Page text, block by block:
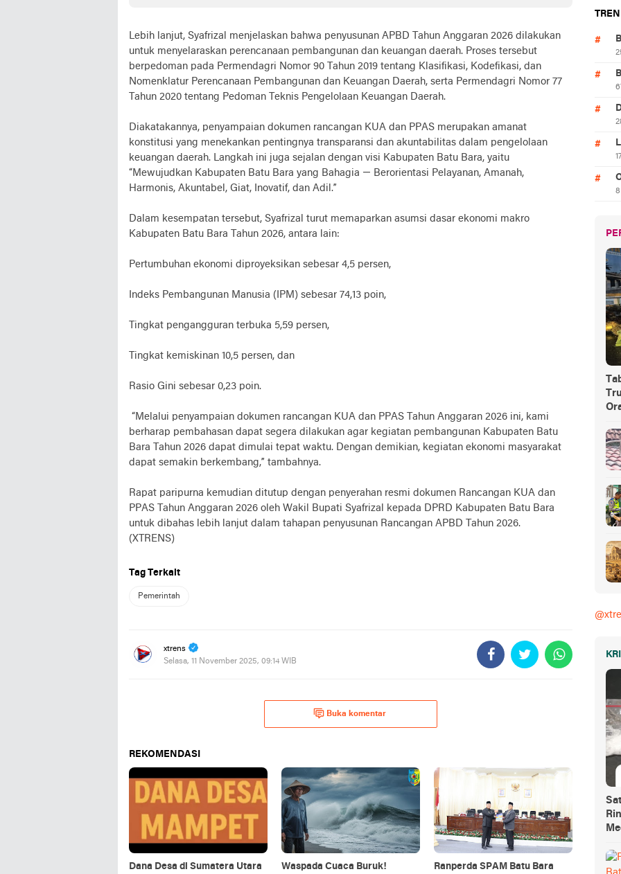
Lebih lanjut, Syafrizal menjelaskan bahwa penyusunan APBD Tahun Anggaran 2026 dilakukan
untuk menyelaraskan perencanaan pembangunan dan keuangan daerah. Proses tersebut
berpedoman pada Permendagri Nomor 90 Tahun 2019 tentang Klasifikasi, Kodefikasi, dan
Nomenklatur Perencanaan Pembangunan dan Keuangan Daerah, serta Permendagri Nomor 77
Tahun 2020 tentang Pedoman Teknis Pengelolaan Keuangan Daerah.
Diakatakannya, penyampaian dokumen rancangan KUA dan PPAS merupakan amanat
konstitusi yang menekankan pentingnya transparansi dan akuntabilitas dalam pengelolaan
keuangan daerah. Langkah ini juga sejalan dengan visi Kabupaten Batu Bara, yaitu
“Mewujudkan Kabupaten Batu Bara yang Bahagia — Berorientasi Pelayanan, Amanah,
Harmonis, Akuntabel, Giat, Inovatif, dan Adil.”
Dalam kesempatan tersebut, Syafrizal turut memaparkan asumsi dasar ekonomi makro
Kabupaten Batu Bara Tahun 2026, antara lain:
Pertumbuhan ekonomi diproyeksikan sebesar 4,5 persen,
Indeks Pembangunan Manusia (IPM) sebesar 74,13 poin,
Tingkat pengangguran terbuka 5,59 persen,
Tingkat kemiskinan 10,5 persen, dan
Rasio Gini sebesar 0,23 poin.
“Melalui penyampaian dokumen rancangan KUA dan PPAS Tahun Anggaran 2026 ini, kami
berharap pembahasan dapat segera dilakukan agar kegiatan pembangunan Kabupaten Batu
Bara Tahun 2026 dapat dimulai tepat waktu. Dengan demikian, kegiatan ekonomi masyarakat
dapat semakin berkembang,” tambahnya.
Rapat paripurna kemudian ditutup dengan penyerahan resmi dokumen Rancangan KUA dan
PPAS Tahun Anggaran 2026 oleh Wakil Bupati Syafrizal kepada DPRD Kabupaten Batu Bara
untuk dibahas lebih lanjut dalam tahapan penyusunan Rancangan APBD Tahun 2026.
(XTRENS)
Tag Terkait
Pemerintah
xtrens
Selasa, 11 November 2025, 09:14 WIB
Buka komentar
REKOMENDASI
Dana Desa di Sumatera Utara
Waspada Cuaca Buruk!
Ranperda SPAM Batu Bara